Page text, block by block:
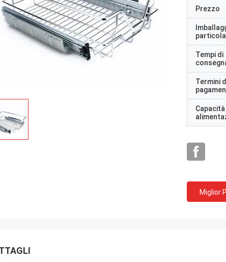
Prezzo
Tempi di
Termini
Miglior